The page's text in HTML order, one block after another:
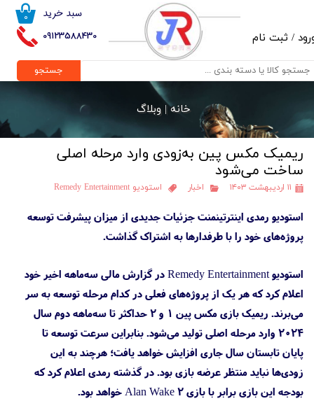
09123588430
۰ سبد خرید
/ ثبت نام
حساب کاربری من
تغییر گذر واژه
خروج از حساب کاربری
جستجو
خانه |وبلاگ
ریمیک مکس پین به‌زودی وارد مرحله اصلی
ساخت می‌شود
۱۱ اردیبهشت ۱۴۰۳ اخبار استودیو Remedy Entertainment
استودیو رمدی اینترتینمنت جزئیات جدیدی از میزان پیشرفت توسعه
پروژه‌های خود را با طرفدارها به اشتراک گذاشت.
استودیو Remedy Entertainment در گزارش مالی سه‌ماهه اخیر خود
اعلام کرد که هر یک از پروژه‌های فعلی در کدام مرحله توسعه به سر
می‌برند. ریمیک بازی مکس پین ۱ و ۲ حداکثر تا سه‌ماهه دوم سال
۲۰۲۴ وارد مرحله اصلی تولید می‌شود. بنابراین سرعت توسعه تا
پایان تابستان سال جاری افزایش خواهد یافت؛ هرچند به این
زودی‌ها نباید منتظر عرضه بازی بود. در گذشته رمدی اعلام کرد که
بودجه این بازی برابر با بازی Alan Wake 2 خواهد بود.